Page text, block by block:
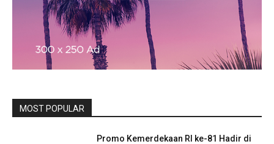
MOST POPULAR
Promo Kemerdekaan RI ke-81 Hadir di